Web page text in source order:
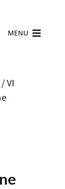
MENU
/VI